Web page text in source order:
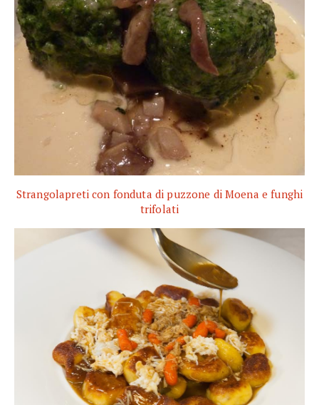
Strangolapreti con fonduta di puzzone di Moena e funghi
trifolati